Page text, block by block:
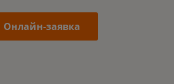
Онлайн-заявка